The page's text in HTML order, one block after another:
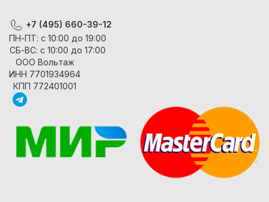
+7 (495) 660-39-12
ПН-ПТ: с 10:00 до 19:00
СБ-ВС: с 10:00 до 17:00
ООО Вольтаж
ИНН 7701934964
КПП 772401001